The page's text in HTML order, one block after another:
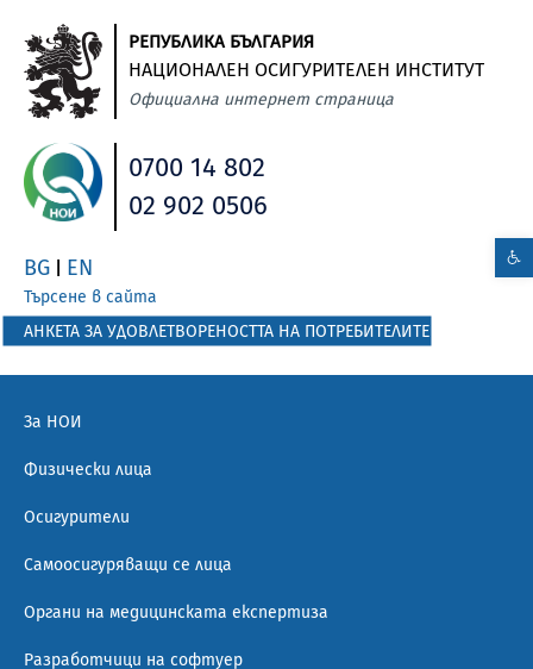
РЕПУБЛИКА БЪЛГАРИЯ
НАЦИОНАЛЕН ОСИГУРИТЕЛЕН ИНСТИТУТ
Официална интернет страница
0700 14 802
02 902 0506
BG EN
Търсене в сайта
АНКЕТА ЗА УДОВЛЕТВОРЕНОСТТА НА ПОТРЕБИТЕЛИТЕ
За НОИ
Физически лица
Осигурители
Самоосигуряващи се лица
Органи на медицинската експертиза
Разработчици на софтуер